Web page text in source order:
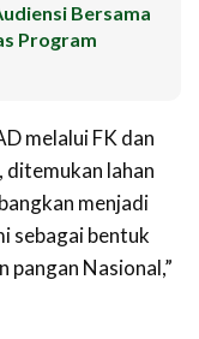
Bersama
Program
melalui FK dan
ditemukan lahan
menjadi
sebagai bentuk
Nasional,”